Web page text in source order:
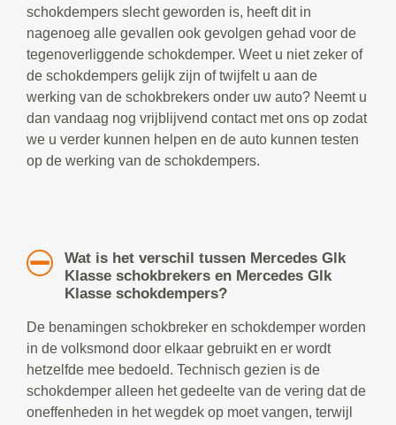
schokdempers slecht geworden is, heeft dit in
nagenoeg alle gevallen ook gevolgen gehad voor de
tegenoverliggende schokdemper. Weet u niet zeker of
de schokdempers gelijk zijn of twijfelt u aan de
werking van de schokbrekers onder uw auto? Neemt u
dan vandaag nog vrijblijvend contact met ons op zodat
we u verder kunnen helpen en de auto kunnen testen
op de werking van de schokdempers.
Wat is het verschil tussen Mercedes Glk
Klasse schokbrekers en Mercedes Glk
Klasse schokdempers?
De benamingen schokbreker en schokdemper worden
in de volksmond door elkaar gebruikt en er wordt
hetzelfde mee bedoeld. Technisch gezien is de
schokdemper alleen het gedeelte van de vering dat de
oneffenheden in het wegdek op moet vangen, terwijl